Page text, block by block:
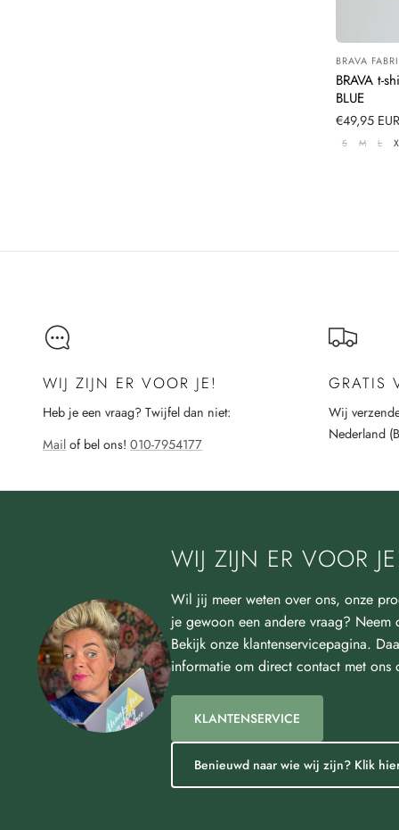
BRAVA
BRAVA t-
BLUE
Normale
prijs
€49,95
S M L
WIJ ZIJN ER VOOR JE!
Heb je een vraag? Twijfel dan niet:
Mail of bel ons! 010-7954177
GRATIS
Wij
Nederland
WIJ ZIJN ER VOOR
Wil jij meer weten over ons, onze
je gewoon een andere vraag?
Bekijk onze klantenservicepagina.
informatie om direct contact met ons
KLANTENSERVICE
Benieuwd naar wie wij zijn? Klik